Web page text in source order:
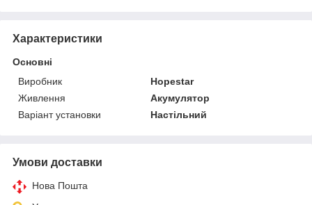
Характеристики
Основні
Виробник
Hopestar
Живлення
Акумулятор
Варіант установки
Настільний
Умови доставки
Нова Пошта